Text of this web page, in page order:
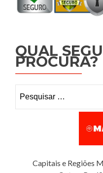
QUAL
PROCURA?
Capitais e Regiões